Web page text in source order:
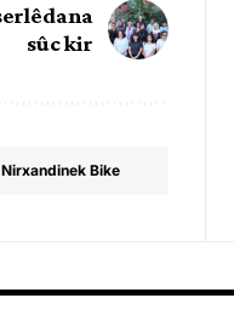
sûc kir
Nirxandinek Bike